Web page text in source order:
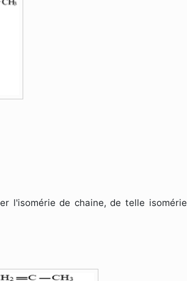
l'isomérie de chaine, de telle isomérie